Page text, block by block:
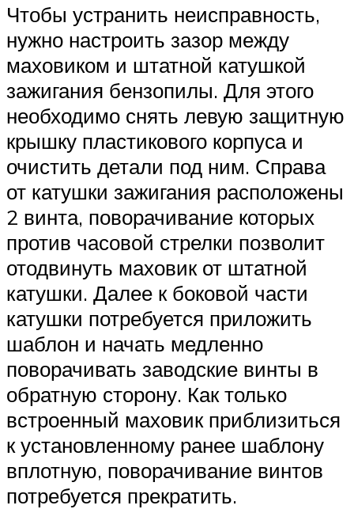
Чтобы устранить неисправность,
нужно настроить зазор между
маховиком и штатной катушкой
зажигания бензопилы. Для этого
необходимо снять левую защитную
крышку пластикового корпуса и
очистить детали под ним. Справа
от катушки зажигания расположены
2 винта, поворачивание которых
против часовой стрелки позволит
отодвинуть маховик от штатной
катушки. Далее к боковой части
катушки потребуется приложить
шаблон и начать медленно
поворачивать заводские винты в
обратную сторону. Как только
встроенный маховик приблизиться
к установленному ранее шаблону
вплотную, поворачивание винтов
потребуется прекратить.